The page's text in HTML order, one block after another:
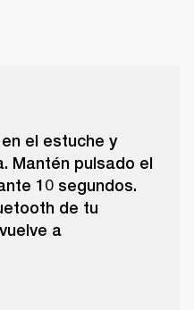
el estuche y
Mantén pulsado el
10 segundos.
de tu
a